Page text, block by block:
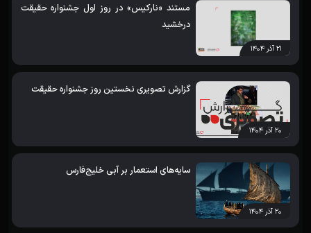
۲۱ آذر ۱۴۰۴
مستند «نارکیس» در روز اول جشنواره حقیقت
درخشید
۲۰ آذر ۱۴۰۴
گزارش تصویری نخستین روز جشنواره حقیقت
۲۰ آذر ۱۴۰۴
سایه‌های استعمار بر آبی خلیج‌فارس